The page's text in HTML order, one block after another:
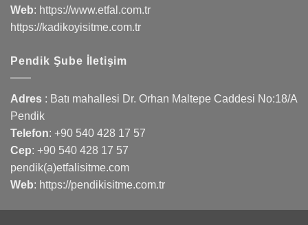
Web: https://www.etfal.com.tr
https://kadikoyisitme.com.tr
Pendik Şube İletişim
Adres : Batı mahallesi Dr. Orhan Maltepe Caddesi No:18/A
Pendik
Telefon: +90 540 428 17 57
Cep: +90 540 428 17 57
pendik(a)etfalisitme.com
Web: https://pendikisitme.com.tr